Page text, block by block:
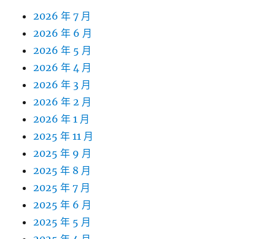
2026 年 7 月
2026 年 6 月
2026 年 5 月
2026 年 4 月
2026 年 3 月
2026 年 2 月
2026 年 1 月
2025 年 11 月
2025 年 9 月
2025 年 8 月
2025 年 7 月
2025 年 6 月
2025 年 5 月